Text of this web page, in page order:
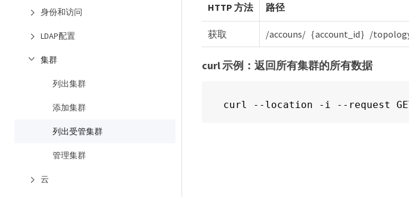
身份和访问
LDAP配置
集群
列出集群
添加集群
列出受管集群
管理集群
云
HTTP 方法 路径
获取 /accouns/｛account_id｝/
curl 示例：返回所有集群的所有数据
curl --location -i --request GET